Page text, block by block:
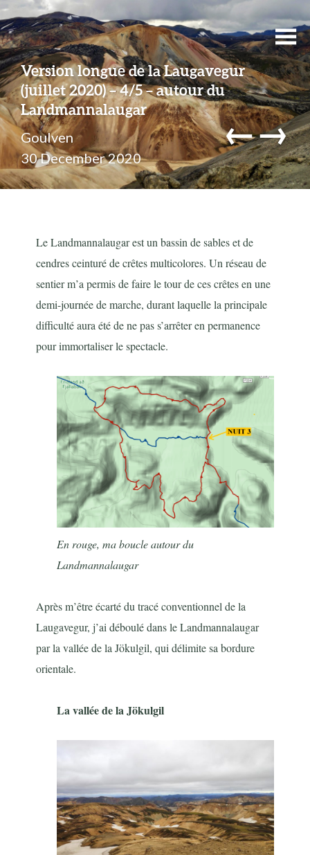
Version longue de la Laugavegur
(juillet 2020) – 4/5 – autour du
Landmannalaugar
Goulven
30 December 2020
←→
Le Landmannalaugar est un bassin de sables et de
cendres ceinturé de crêtes multicolores. Un réseau de
sentier m’a permis de faire le tour de ces crêtes en une
demi-journée de marche, durant laquelle la principale
difficulté aura été de ne pas s’arrêter en permanence
pour immortaliser le spectacle.
En rouge, ma boucle autour du
Landmannalaugar
Après m’être écarté du tracé conventionnel de la
Laugavegur, j’ai déboulé dans le Landmannalaugar
par la vallée de la Jökulgil, qui délimite sa bordure
orientale.
La vallée de la Jökulgil